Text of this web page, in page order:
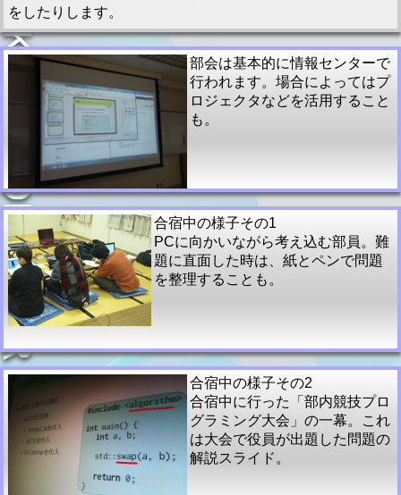
をしたりします。
部会は基本的に情報センターで
行われます。場合によってはプ
ロジェクタなどを活用すること
も。
合宿中の様子その1
PCに向かいながら考え込む部員。難
題に直面した時は、紙とペンで問題
を整理することも。
合宿中の様子その2
合宿中に行った「部内競技プロ
グラミング大会」の一幕。これ
は大会で役員が出題した問題の
解説スライド。